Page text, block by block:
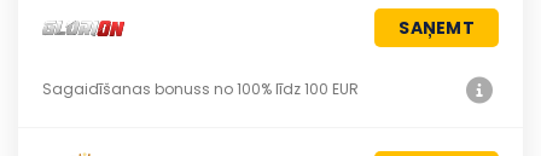
SAŅEMT
Sagaidīšanas bonuss no 100% līdz 100 EUR